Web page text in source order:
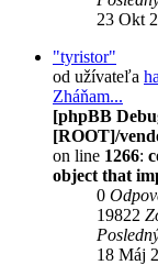
23 Okt
"tyristor"
od užívateľa
Zháňam...
[phpBB
[ROOT]/
on line 1266:
object that
0
19822
18 Máj